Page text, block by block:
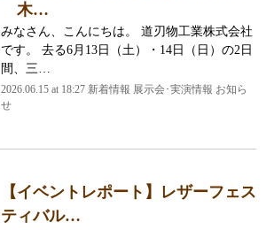
木…
みなさん、こんにちは。 道刃物工業株式会社
です。 去る6月13日（土）・14日（日）の2日
間、三…
2026.06.15 at 18:27 新着情報 展示会･実演情報 お知ら
せ
【イベントレポート】レザーフェス
ティバル…